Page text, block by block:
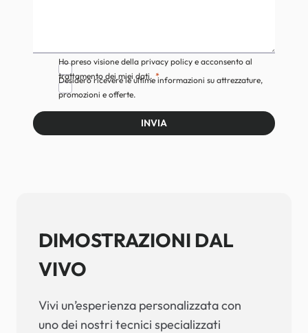
Ho preso visione della privacy policy e acconsento al
trattamento dei miei dati.
Desidero ricevere le ultime informazioni su attrezzature,
promozioni e offerte.
INVIA
DIMOSTRAZIONI DAL
VIVO
Vivi un’esperienza personalizzata con
uno dei nostri tecnici specializzati